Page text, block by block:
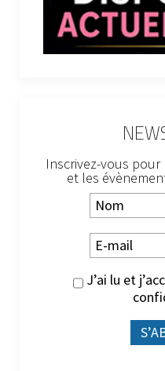
Inscrivez-vous
et les
J’ai lu et